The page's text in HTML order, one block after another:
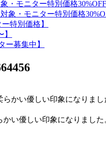
い優しい印象になりまし